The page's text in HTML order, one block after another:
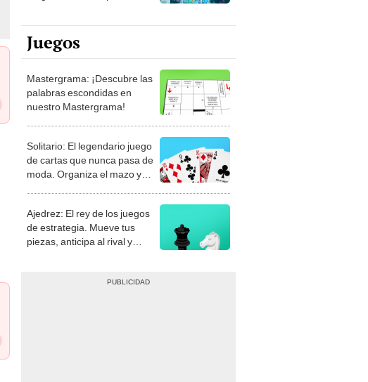
Juegos
Mastergrama: ¡Descubre las
palabras escondidas en
nuestro Mastergrama!
Solitario: El legendario juego
de cartas que nunca pasa de
moda. Organiza el mazo y
Ajedrez: El rey de los juegos
de estrategia. Mueve tus
piezas, anticipa al rival y